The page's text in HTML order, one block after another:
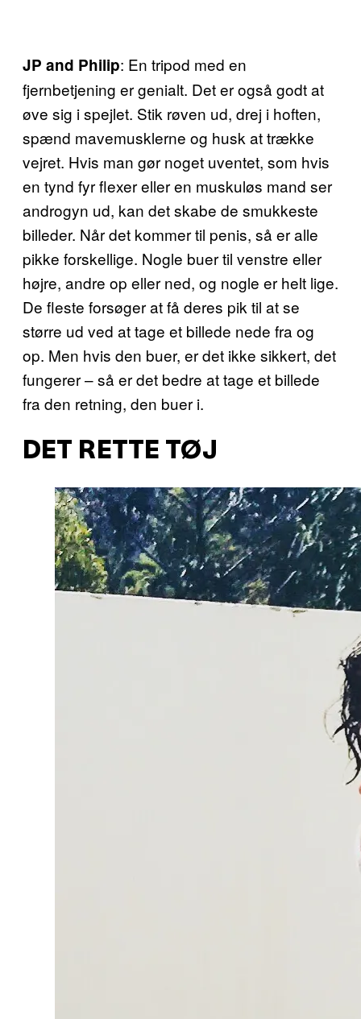
JP and Philip: En tripod med en
fjernbetjening er genialt. Det er også godt at
øve sig i spejlet. Stik røven ud, drej i hoften,
spænd mavemusklerne og husk at trække
vejret. Hvis man gør noget uventet, som hvis
en tynd fyr flexer eller en muskuløs mand ser
androgyn ud, kan det skabe de smukkeste
billeder. Når det kommer til penis, så er alle
pikke forskellige. Nogle buer til venstre eller
højre, andre op eller ned, og nogle er helt lige.
De fleste forsøger at få deres pik til at se
større ud ved at tage et billede nede fra og
op. Men hvis den buer, er det ikke sikkert, det
fungerer – så er det bedre at tage et billede
fra den retning, den buer i.
DET RETTE TØJ